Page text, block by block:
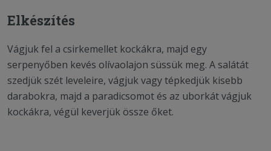
Elkészítés
Vágjuk fel a csirkemellet kockákra, majd egy
serpenyőben kevés olívaolajon süssük meg. A salátát
szedjük szét leveleire, vágjuk vagy tépkedjük kisebb
darabokra, majd a paradicsomot és az uborkát vágjuk
kockákra, végül keverjük össze őket.